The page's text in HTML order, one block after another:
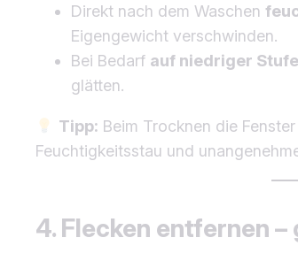
Direkt nach dem Waschen
Eigengewicht verschwinden.
Bei Bedarf auf niedriger
glätten.
Tipp: Beim Trocknen die
Feuchtigkeitsstau und
4. Flecken entfernen